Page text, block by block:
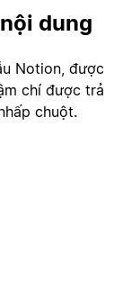
dung
Notion, được
chí được trả
chuột.